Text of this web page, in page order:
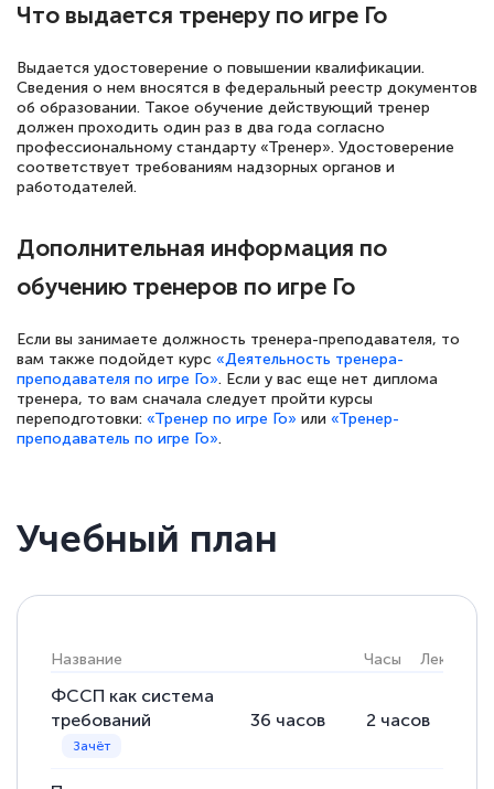
быстро ответили, разъяснили все детали.
количество тематической литературы,
пособий и учебников доступно на время
прохождения курса, удобная система
аттестации, проблем не возникло ни на
Что выдается тренеру по игре Го
Выдается удостоверение о повышении квалификации.
Сведения о нем вносятся в федеральный реестр документов
об образовании. Такое обучение действующий тренер
должен проходить один раз в два года согласно
профессиональному стандарту «Тренер». Удостоверение
соответствует требованиям надзорных органов и
работодателей.
Дополнительная информация по
обучению тренеров по игре Го
Если вы занимаете должность тренера-преподавателя, то
вам также подойдет курс «Деятельность тренера-
преподавателя по игре Го». Если у вас еще нет диплома
тренера, то вам сначала следует пройти курсы
переподготовки: «Тренер по игре Го» или «Тренер-
преподаватель по игре Го».
Учебный план
Название Часы Лекции
ФССП как система
требований
36 часов 2 часов